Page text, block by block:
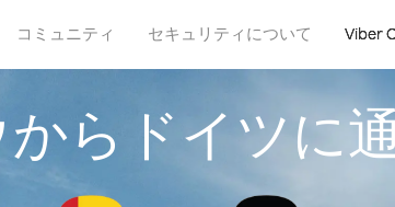
コミュニティ セキュリティについて Viber
らドイツに